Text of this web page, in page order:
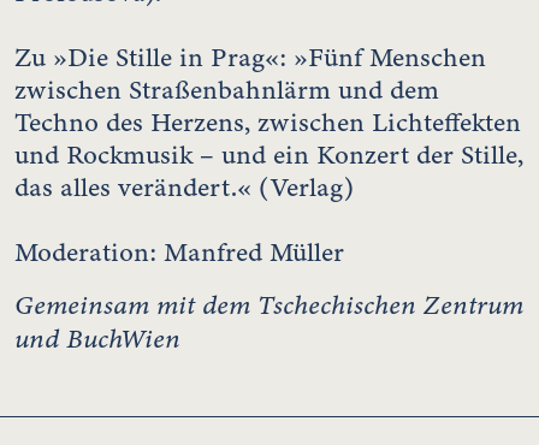
Zu »Die Stille in Prag«: »Fünf Menschen
zwischen Straßenbahnlärm und dem
Techno des Herzens, zwischen Lichteffekten
und Rockmusik – und ein Konzert der Stille,
das alles verändert.« (Verlag)
Moderation: Manfred Müller
Gemeinsam mit dem Tschechischen Zentrum
und BuchWien